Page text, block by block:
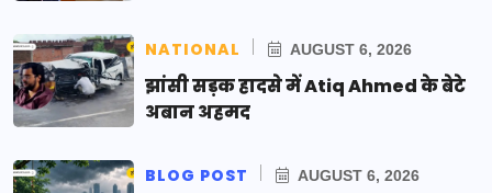
NATIONAL AUGUST 6, 2026
झांसी सड़क हादसे में Atiq Ahmed के बेटे
अबान अहमद
BLOG POST AUGUST 6, 2026